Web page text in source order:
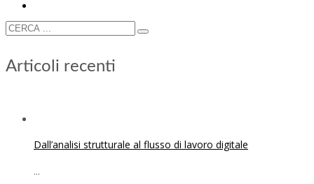
Articoli recenti
Dall’analisi strutturale al flusso di lavoro digitale
...